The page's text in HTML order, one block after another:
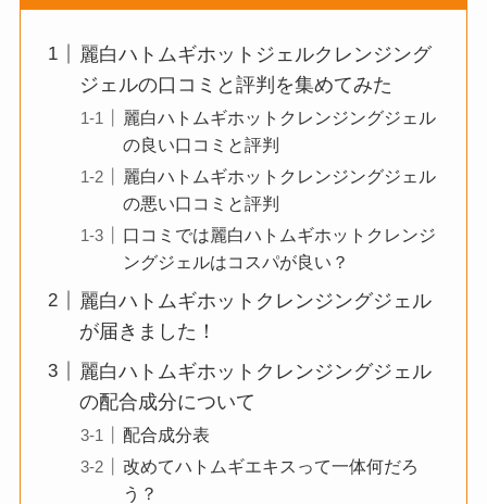
麗白ハトムギホットジェルクレンジング
ジェルの口コミと評判を集めてみた
麗白ハトムギホットクレンジングジェル
の良い口コミと評判
麗白ハトムギホットクレンジングジェル
の悪い口コミと評判
口コミでは麗白ハトムギホットクレンジ
ングジェルはコスパが良い？
麗白ハトムギホットクレンジングジェル
が届きました！
麗白ハトムギホットクレンジングジェル
の配合成分について
配合成分表
改めてハトムギエキスって一体何だろ
う？